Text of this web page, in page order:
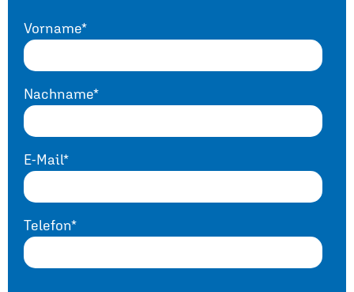
Vorname*
Nachname*
E-Mail*
Telefon*